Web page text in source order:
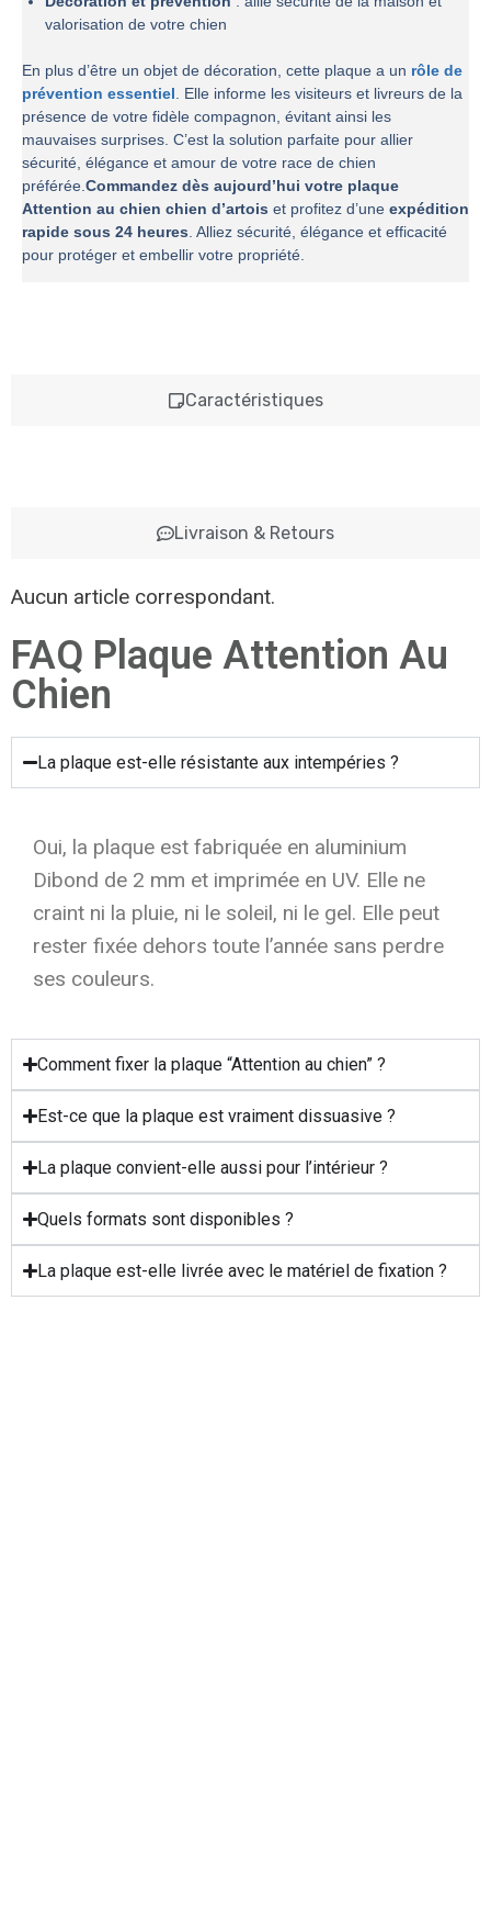
Caractéristiques
Livraison & Retours
valorisation de votre chien
En plus d’être un objet de décoration, cette plaque a un rôle de
prévention essentiel. Elle informe les visiteurs et livreurs de la
présence de votre fidèle compagnon, évitant ainsi les
mauvaises surprises. C’est la solution parfaite pour allier
sécurité, élégance et amour de votre race de chien
préférée.Commandez dès aujourd’hui votre plaque
Attention au chien chien d’artois et profitez d’une expédition
rapide sous 24 heures. Alliez sécurité, élégance et efficacité
pour protéger et embellir votre propriété.
Aucun article correspondant.
FAQ Plaque Attention Au
Chien
La plaque est-elle résistante aux intempéries ?
Oui, la plaque est fabriquée en aluminium
Dibond de 2 mm et imprimée en UV. Elle ne
craint ni la pluie, ni le soleil, ni le gel. Elle peut
rester fixée dehors toute l’année sans perdre
ses couleurs.
Comment fixer la plaque “Attention au chien” ?
Est-ce que la plaque est vraiment dissuasive ?
La plaque convient-elle aussi pour l’intérieur ?
Quels formats sont disponibles ?
La plaque est-elle livrée avec le matériel de fixation ?